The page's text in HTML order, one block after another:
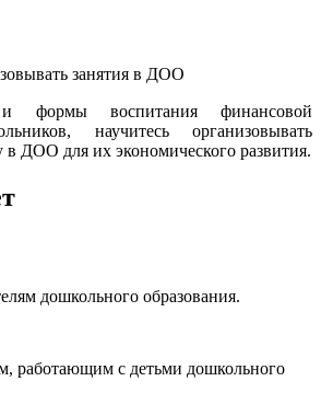
занятия в ДОО
формы воспитания финансовой
научитесь организовывать
в ДОО для их экономического развития.
дошкольного образования.
работающим с детьми дошкольного